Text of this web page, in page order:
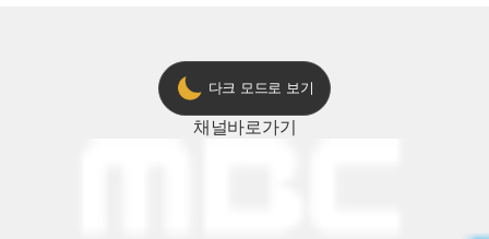
다크 모드로 보기
채널바로가기